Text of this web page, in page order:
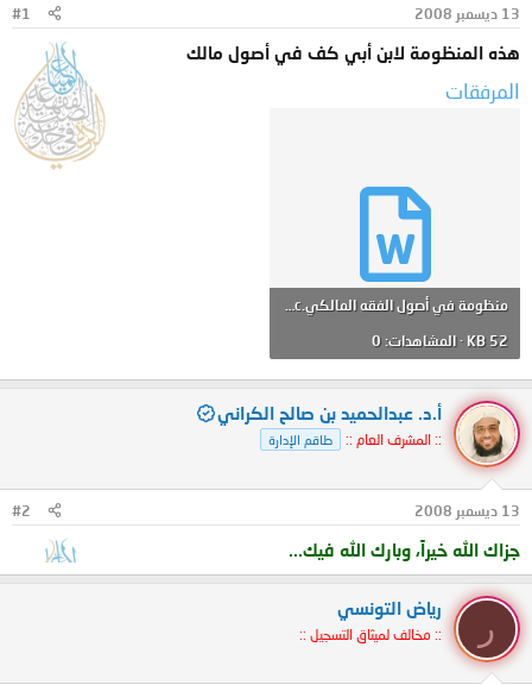
و
و
ء
13 ديسمبر 2008 #1
هذه المنظومة لابن أبي كف في أصول مالك
المرفقات
52 KB · المشاهدات: 0
أ.د. عبدالحميد بن صالح الكراني
:: المشرف العام :: طاقم الإدارة
13 ديسمبر 2008 #2
جزاك الله خيراً، وبارك الله فيك...
ر
رياض التونسي
:: مخالف لميثاق التسجيل ::